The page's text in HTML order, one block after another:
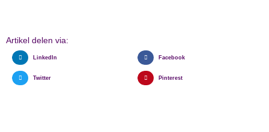
Artikel delen via:
LinkedIn Facebook
Twitter Pinterest